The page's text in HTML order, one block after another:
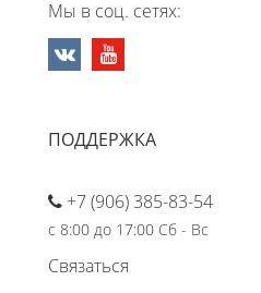
Мы в соц. сетях:
ПОДДЕРЖКА
+7 (906) 385-83-54
с 8:00 до 17:00 Сб - Вс
Связаться